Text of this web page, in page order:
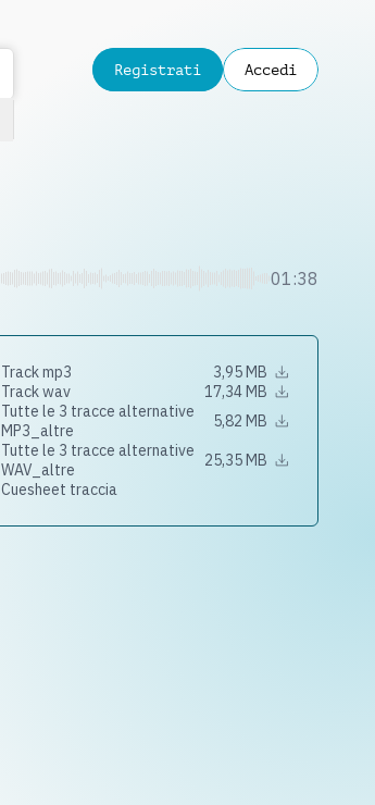
Registrati Accedi
01:38
Track mp3
3,95 MB
Track wav
17,34 MB
Tutte le 3 tracce alternative
MP3_altre
5,82 MB
Tutte le 3 tracce alternative
WAV_altre
25,35 MB
Cuesheet traccia